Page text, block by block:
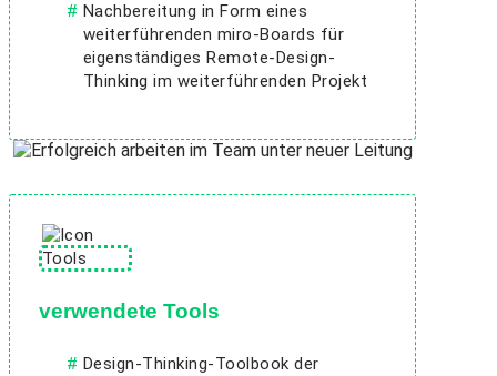
Nachbereitung in Form eines
weiterführenden miro-Boards für
eigenständiges Remote-Design-
Thinking im weiterführenden Projekt
verwendete Tools
Design-Thinking-Toolbook der